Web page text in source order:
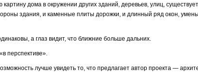
дома в окружении других зданий, деревьев, улиц,
здания, и каменные плиты дорожки, и длинный ряд окон,
а глаз видит, что ближние больше дальних.
перспективе».
лучше увидеть то, что предлага­ет автор проекта —